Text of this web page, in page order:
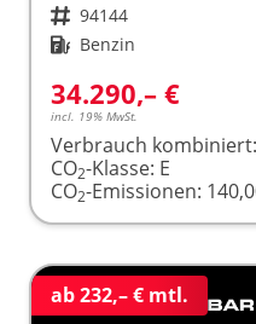
Fahrzeugnr. 94144
Kraftstoff Benzin
34.290,– €
incl. 19% MwSt.
Verbrauch kombiniert:
CO2-Klasse: E
CO2-Emissionen:
ab 232,– € mtl.